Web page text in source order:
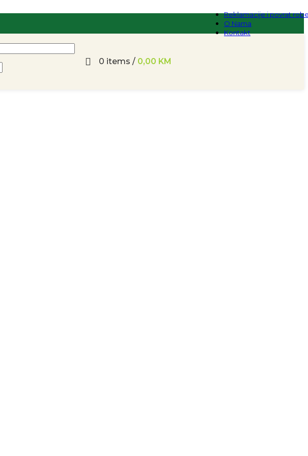
Reklamacije i povrat
O Nama
Kontakt
0 items / 0,00 KM